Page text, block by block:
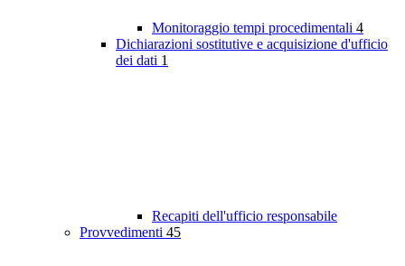
Monitoraggio tempi procedimentali 4
Dichiarazioni sostitutive e acquisizione d'ufficio
dei dati 1
Recapiti dell'ufficio responsabile
Provvedimenti 45